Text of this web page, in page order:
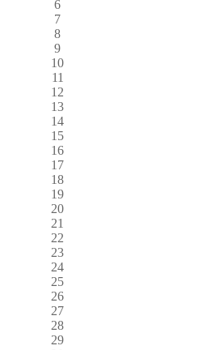
6
7
8
9
10
11
12
13
14
15
16
17
18
19
20
21
22
23
24
25
26
27
28
29